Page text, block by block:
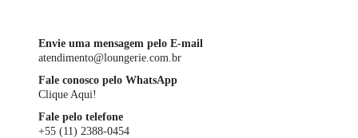
Envie uma mensagem pelo E-mail
atendimento@loungerie.com.br
Fale conosco pelo WhatsApp
Clique Aqui!
Fale pelo telefone
+55 (11) 2388-0454